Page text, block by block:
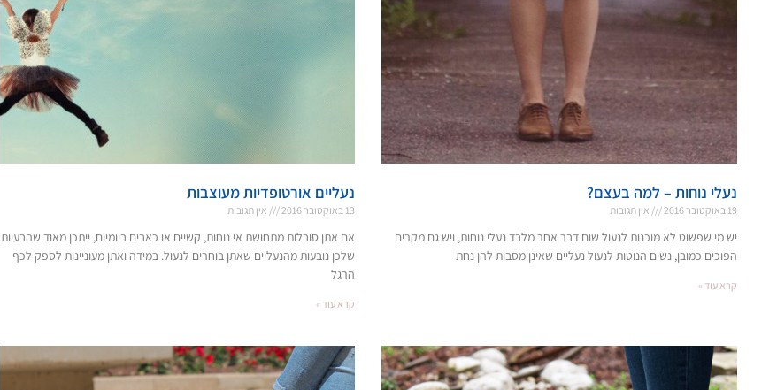
נעלי נוחות – למה בעצם?
19 באוקטובר 2016 אין תגובות
יש מי שפשוט לא מוכנות לנעול שום דבר אחר מלבד נעלי נוחות, ויש גם מקרים
הפוכים כמובן, נשים הנוטות לנעול נעליים שאינן מסבות להן נחת
קרא עוד »
נעליים אורטופדיות מעוצבות
13 באוקטובר 2016 אין תגובות
אם אתן סובלות מתחושת אי נוחות, קשיים או כאבים ביומיום, ייתכן מאוד שהבעיות
שלכן נובעות מהנעליים שאתן בוחרים לנעול. במידה ואתן מעוניינות לספק לכף
הרגל
קרא עוד »